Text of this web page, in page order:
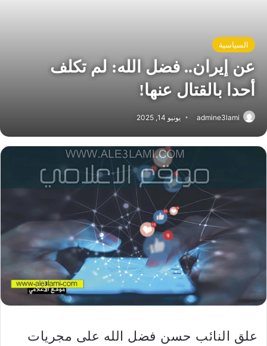
السياسية
عن إيران.. فضل الله: لم تكلف
أحدا بالقتال عنها!
admine3lami يونيو 14, 2025
علق النائب حسن فضل الله على مجريات